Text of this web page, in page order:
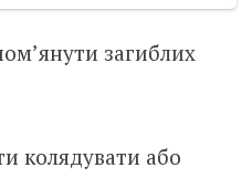
загиблих
колядувати або